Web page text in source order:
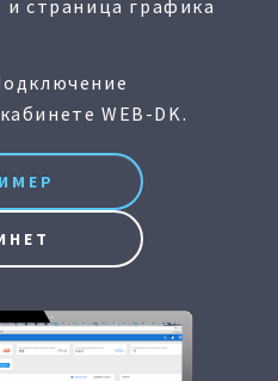
страница графика
WEB-DK.